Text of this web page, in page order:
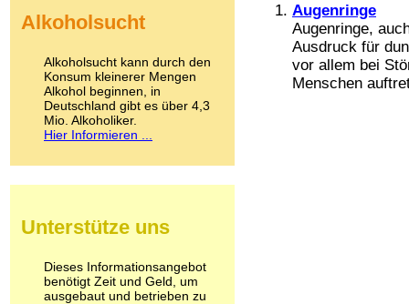
Augenringe
Augenringe,
Ausdruck für
vor allem bei
Menschen
Kokain
LSD
Marihuana
Medikamente
Meskalin
Metamphetamin
Methadon
Pilze
Psychopharmaka
Schlafmittel
Schmerzmittel
Alkoholsucht
Alkoholsucht kann durch den
Konsum kleinerer Mengen
Alkohol beginnen, in
Deutschland gibt es über 4,3
Mio. Alkoholiker.
Hier Informieren ...
Unterstütze uns
Dieses Informationsangebot
benötigt Zeit und Geld, um
ausgebaut und betrieben zu